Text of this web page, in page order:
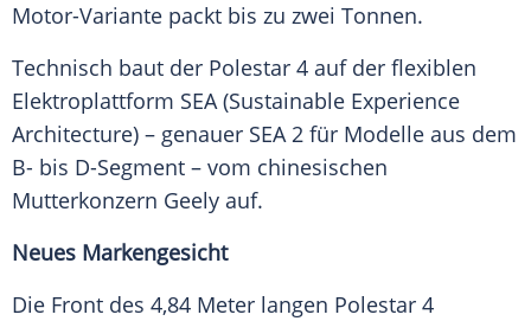
Motor-Variante packt bis zu zwei Tonnen.
Technisch baut der Polestar 4 auf der flexiblen
Elektroplattform SEA (Sustainable Experience
Architecture) – genauer SEA 2 für Modelle aus dem
B- bis D-Segment – vom chinesischen
Mutterkonzern Geely auf.
Neues Markengesicht
Die Front des 4,84 Meter langen Polestar 4